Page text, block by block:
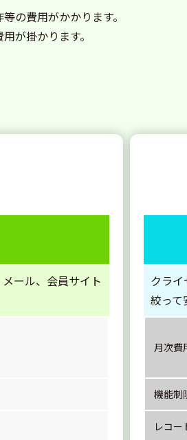
の費用がかかります。
が掛かります。
ール、会員サイト
クラ
絞って
月次費
機能制
レコー